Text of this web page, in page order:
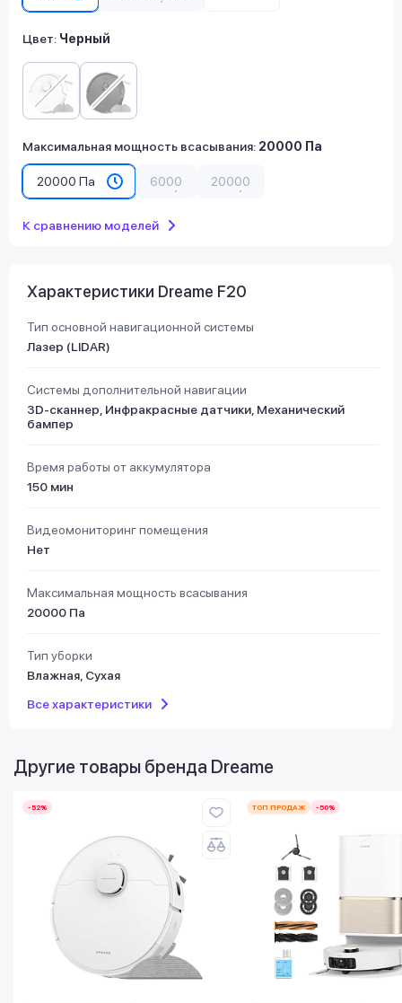
Цвет: Черный
Максимальная мощность всасывания: 20000 Па
20000 Па 6000 20000
К сравнению моделей
Характеристики Dreame F20
Тип основной навигационной системы
Лазер (LIDAR)
Системы дополнительной навигации
3D-сканнер, Инфракрасные датчики, Механический
бампер
Время работы от аккумулятора
150 мин
Видеомониторинг помещения
Нет
Максимальная мощность всасывания
20000 Па
Тип уборки
Влажная, Сухая
Все характеристики
Другие товары бренда Dreame
-52% ТОП ПРОДАЖ -50%